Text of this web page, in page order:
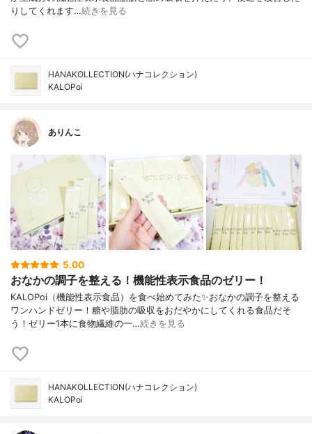
りしてくれます…続きを見る
HANAKOLLECTION(ハナコレクション)
KALOPoi
ありんこ
5.00
おなかの調子を整える！機能性表示食品のゼリー！
KALOPoi（機能性表示食品）を食べ始めてみた✨おなかの調子を整える
ワンハンドゼリー！糖や脂肪の吸収をおだやかにしてくれる食品だそ
う！ゼリー1本に食物繊維の一…続きを見る
HANAKOLLECTION(ハナコレクション)
KALOPoi